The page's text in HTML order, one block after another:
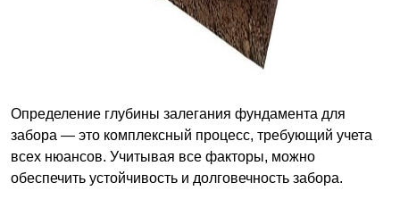
Определение глубины залегания фундамента для
забора — это комплексный процесс, требующий учета
всех нюансов. Учитывая все факторы, можно
обеспечить устойчивость и долговечность забора.